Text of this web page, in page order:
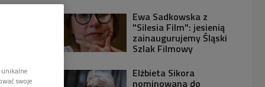
Ewa Sadkowska z
"Silesia Film": jesienią
zainaugurujemy Śląski
Szlak Filmowy
Elżbieta Sikora
nominowana do
swoje